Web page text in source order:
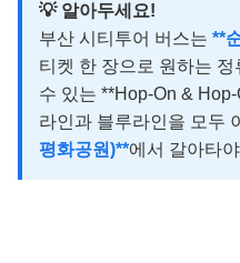
💡 알아두세요!
부산 시티투어 버스는 **
티켓 한 장으로 원하는
수 있는 **Hop-On &
라인과 블루라인을 모두
평화공원)**에서 갈아타